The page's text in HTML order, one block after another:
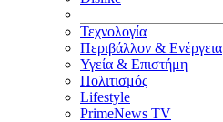
Τεχνολογία
Περιβάλλον & Ενέργεια
Υγεία & Επιστήμη
Πολιτισμός
Lifestyle
PrimeNews TV